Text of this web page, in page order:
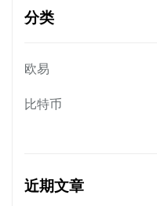
分类
欧易
比特币
近期文章